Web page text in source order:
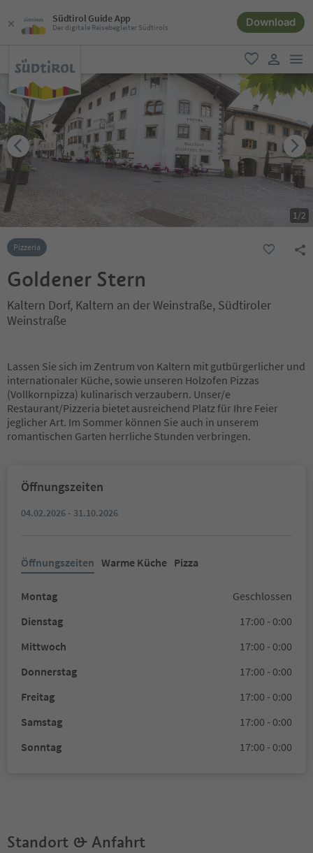
Südtirol Guide App
Der digitale Reisebegleiter Südtirols Download
favorit
user link
1/2
Pizzeria
Goldener Stern
Kaltern Dorf, Kaltern an der Weinstraße, Südtiroler
Weinstraße
Lassen Sie sich im Zentrum von Kaltern mit gutbürgerlicher und
internationaler Küche, sowie unseren Holzofen Pizzas
(Vollkornpizza) kulinarisch verzaubern. Unser/e
Restaurant/Pizzeria bietet ausreichend Platz für Ihre Feier
jeglicher Art. Im Sommer können Sie auch in unserem
romantischen Garten herrliche Stunden verbringen.
Öffnungszeiten
04.02.2026 - 31.10.2026
Öffnungszeiten Warme Küche Pizza
Montag
Geschlossen
Dienstag
17:00 - 0:00
Mittwoch
17:00 - 0:00
Donnerstag
17:00 - 0:00
Freitag
17:00 - 0:00
Samstag
17:00 - 0:00
Sonntag
17:00 - 0:00
Standort & Anfahrt